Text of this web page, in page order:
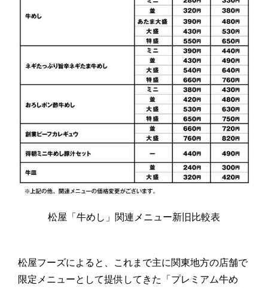
松屋「牛めし」関連メニュー新旧比較表
松屋フーズによると、これまで主に関東地方の店舗で
限定メニューとして提供してきた「プレミアム牛め